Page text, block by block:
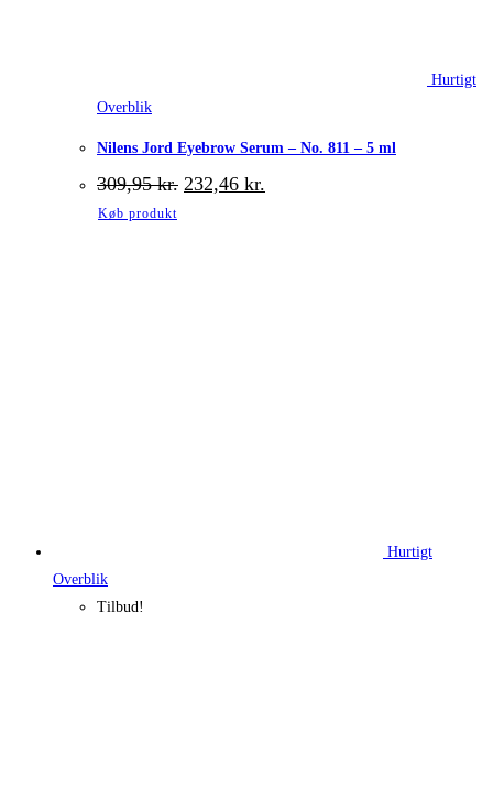
Hurtigt
Overblik
Nilens Jord Eyebrow Serum – No. 811 – 5 ml
309,95kr. Den
oprindelige
232,46 kr.
Køb produkt
Hurtigt
Overblik
Tilbud!